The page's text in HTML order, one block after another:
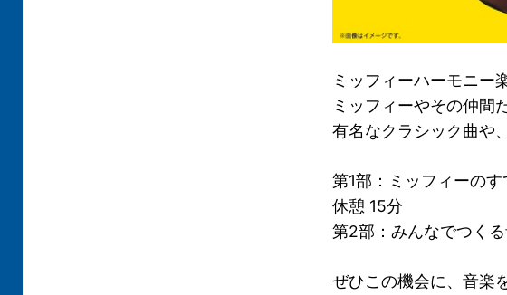
ミッフィーハーモニー
ミッフィーやその仲間
有名なクラシック曲や
第1部：ミッフィーの
休憩 15分
第2部：みんなでつく
ぜひこの機会に、音楽